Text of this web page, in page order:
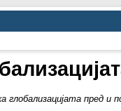
глобализацијата пред и